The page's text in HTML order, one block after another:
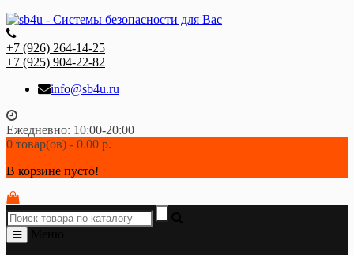
+7 (926) 264-14-25
+7 (925) 904-22-82
info@sb4u.ru
Ежедневно: 10:00-20:00
0 товар(ов) - 0.00 р.
В корзине пусто!